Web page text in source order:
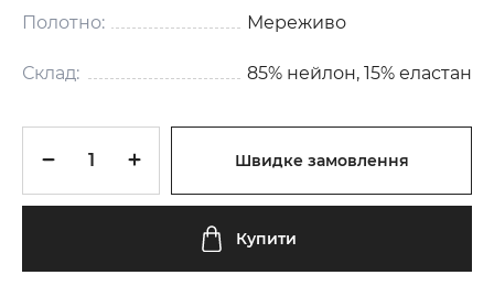
Полотно: Мереживо
Склад: 85% нейлон, 15% еластан
Швидке замовлення
Купити